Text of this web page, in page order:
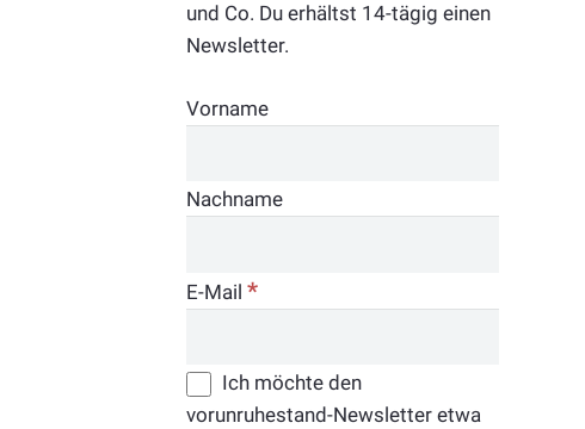
und Co. Du erhältst 14-tägig einen
Newsletter.
Vorname
Nachname
E-Mail*
Ich möchte den
vorunruhestand-Newsletter etwa